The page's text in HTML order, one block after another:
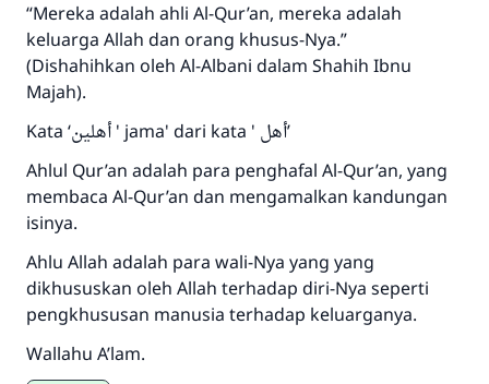
“Mereka adalah ahli Al-Qur’an, mereka adalah
keluarga Allah dan orang khusus-Nya.”
(Dishahihkan oleh Al-Albani dalam Shahih Ibnu
Majah).
Kata ‘أهلين ' jama' dari kata ' أهل’
Ahlul Qur’an adalah para penghafal Al-Qur’an, yang
membaca Al-Qur’an dan mengamalkan kandungan
isinya.
Ahlu Allah adalah para wali-Nya yang yang
dikhususkan oleh Allah terhadap diri-Nya seperti
pengkhususan manusia terhadap keluarganya.
Wallahu A’lam.